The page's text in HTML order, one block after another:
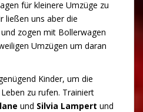
für kleinere Umzüge zu
ließen uns aber die
zogen mit Bollerwagen
Umzügen um daran
Kinder, um die
zu rufen. Trainiert
und Silvia Lampert und